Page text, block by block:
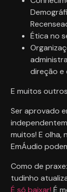
Ética no
direção e
E muitos
Ser aprovado
muitos! E olha,
EmÁudio
Como de
tudinho